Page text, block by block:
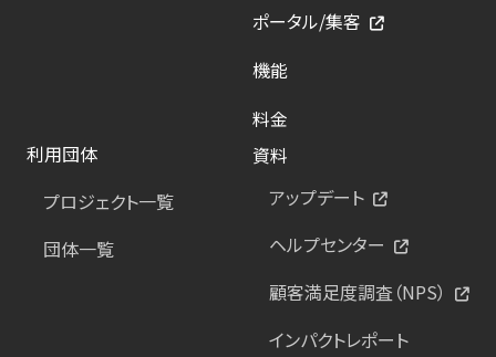
ポータル/集客
機能
料金
利用団体
プロジェクト一覧
団体一覧
資料
アップデート
ヘルプセンター
顧客満足度調査（NPS）
インパクトレポート